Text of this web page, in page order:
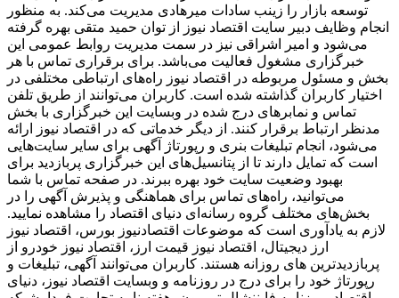
توسعه بازار را زینب سادات میرهادی مدیریت می‌کند. به منظور
انجام وظایف دبیر سایت اقتصاد نیوز از توان حمید متقی بهره گرفته
می‌شود و امیر اشراقی نیز در سمت مدیریت روابط عمومی این
خبرگزاری مشغول فعالیت می‌باشد. برای برقراری تماس با هر
بخش و مسئول مربوطه در اقتصاد نیوز راه‌های ارتباطی مختلفی در
اختیار کاربران گذاشته شده است. کاربران می‌توانند از طریق تلفن
تماس و نمابرهای درج شده در وبسایت این خبرگزاری با بخش
مدنظر ارتباط برقرار کنند. از دیگر خدماتی که در اقتصاد نیوز ارائه
می‌شود، انجام تبلیغات بنری و رپورتاژ آگهی برای سایر سایت‌هایی
است که تمایل دارند تا از پتانسیل‌های این خبرگزاری پربازدید برای
بهبود وضعیت سایت خود بهره ببرند. در صفحه تماس با شما
می‌توانید، راه‌های تماس برای هماهنگی و پذیرش آگهی را در
بخش‌های مختلف گروه رسانه‌ای دنیای اقتصاد را مشاهده نمایید.
لازم به یادآوری است که موضوعات اقتصادنیوز بورس، اقتصاد نیوز
ارز دیجیتال، اقتصاد نیوز قیمت ارز، اقتصاد نیوز خودرو از
پربازدیدترین های روزانه هستند. کاربران می‌توانند آگهی، تبلیغات و
رپورتاژ خود را برای درج در روزنامه و وبسایت اقتصاد نیوز، دنیای